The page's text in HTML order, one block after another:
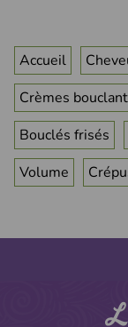
Accueil
Crèmes
Bouclés frisés
Volume